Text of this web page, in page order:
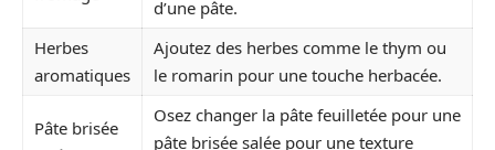
d’une pâte.
Herbes
aromatiques
Ajoutez des herbes comme le thym ou
le romarin pour une touche herbacée.
Pâte brisée
Osez changer la pâte feuilletée pour une
pâte brisée salée pour une texture